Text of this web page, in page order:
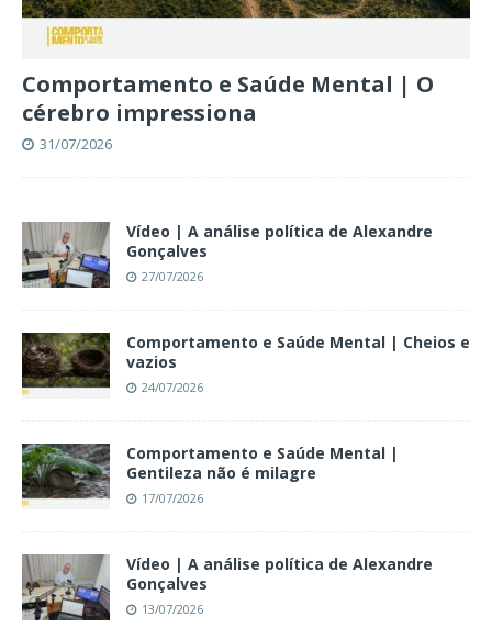
Comportamento e Saúde Mental | O
cérebro impressiona
31/07/2026
Vídeo | A análise política de Alexandre
Gonçalves
27/07/2026
Comportamento e Saúde Mental | Cheios e
vazios
24/07/2026
Comportamento e Saúde Mental |
Gentileza não é milagre
17/07/2026
Vídeo | A análise política de Alexandre
Gonçalves
13/07/2026